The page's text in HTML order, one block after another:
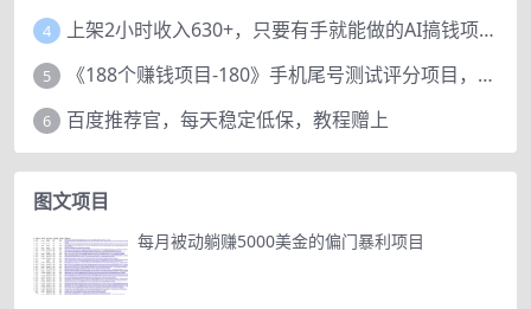
4 上架2小时收入630+，只要有手就能做的AI搞钱项目，奶奶看完都能学会!
5 《188个赚钱项目-180》手机尾号测试评分项目，短视频直播日赚200+
6 百度推荐官，每天稳定低保，教程赠上
图文项目
每月被动躺赚5000美金的偏门暴利项目